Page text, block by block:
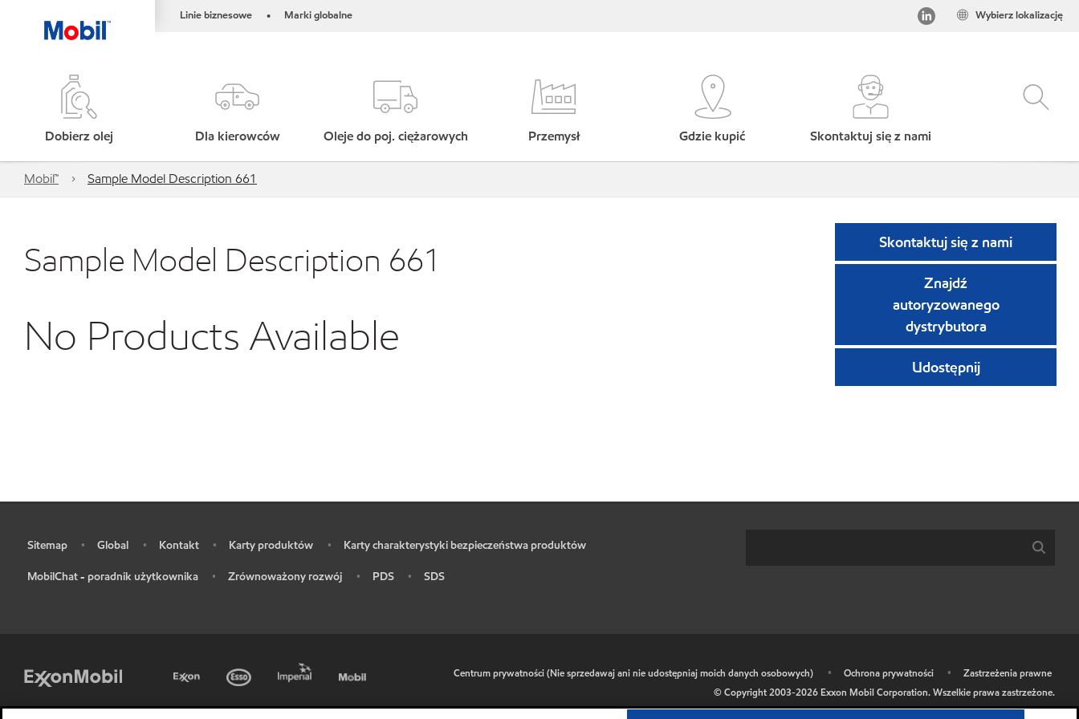
Linie biznesowe • Marki globalne Wybierz lokalizację
Dobierz olej Dla kierowców Oleje do poj. ciężarowych Przemysł Gdzie kupić Skontaktuj się z nami
Mobil™ Sample Model Description 661
Sample Model Description 661
No Products Available
Skontaktuj się z nami
Znajdź
autoryzowanego
dystrybutora
Udostępnij
Sitemap • Global • Kontakt • Karty produktów • Karty charakterystyki bezpieczeństwa produktów
MobilChat - poradnik użytkownika • Zrównoważony rozwój • PDS • SDS
Centrum prywatności (Nie sprzedawaj ani nie udostępniaj moich danych osobowych) • Ochrona prywatności •
Zastrzeżenia prawne
© Copyright 2003-2026 Exxon Mobil Corporation. Wszelkie prawa zastrzeżone.